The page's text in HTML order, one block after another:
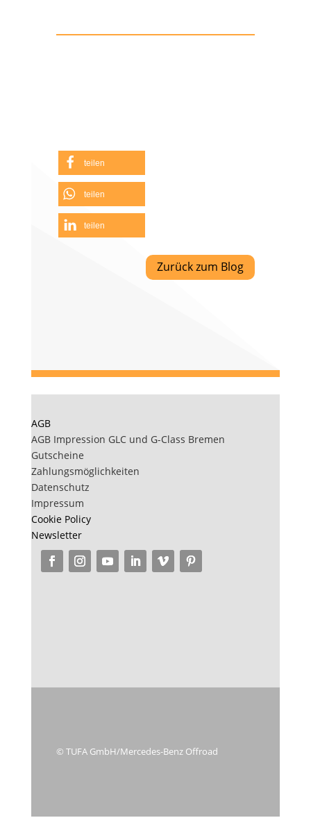
AGB
AGB Impression GLC und G-Class Bremen
Gutscheine
Zahlungsmöglichkeiten
Datenschutz
Impressum
Cookie Policy
Newsletter